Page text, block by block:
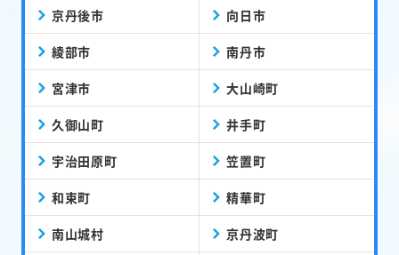
京丹後市 向日市
綾部市 南丹市
宮津市 大山崎町
久御山町 井手町
宇治田原町 笠置町
和束町 精華町
南山城村 京丹波町